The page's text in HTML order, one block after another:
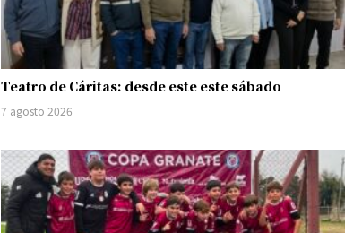
Teatro de Cáritas: desde este este sábado
7 agosto 2026